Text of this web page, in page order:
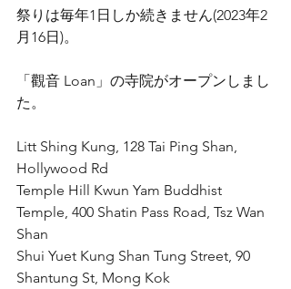
祭りは毎年1日しか続きません(2023年2
月16日)。
「觀音 Loan」の寺院がオープンしまし
た。
Litt Shing Kung, 128 Tai Ping Shan,
Hollywood Rd
Temple Hill Kwun Yam Buddhist
Temple, 400 Shatin Pass Road, Tsz Wan
Shan
Shui Yuet Kung Shan Tung Street, 90
Shantung St, Mong Kok